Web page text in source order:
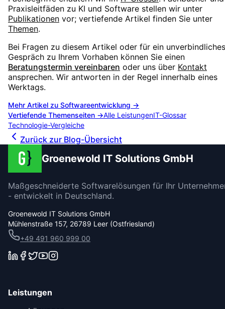
Praxisleitfäden zu KI und Software stellen wir unter
Publikationen vor; vertiefende Artikel finden Sie unter
Themen.
Bei Fragen zu diesem Artikel oder für ein unverbindliches
Gespräch zu Ihrem Vorhaben können Sie einen
Beratungstermin vereinbaren oder uns über Kontakt
ansprechen. Wir antworten in der Regel innerhalb eines
Werktags.
Mehr Artikel zu Softwareentwicklung →
Vertiefende Themenseiten →Alle LeistungenIT-Glossar
Technologie-Vergleiche
Zurück zur Blog-Übersicht
Groenewold IT Solutions GmbH
Maßgeschneiderte Softwarelösungen für Ihr
- entwickelt in Deutschland.
Groenewold IT Solutions GmbH
Mühlenstraße 157, 26789 Leer (Ostfriesland)
+49 491 960 999 00
Leistungen